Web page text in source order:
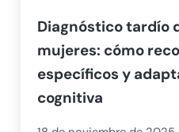
Diagnóstico tardío
mujeres: cómo
específicos y
cognitiva